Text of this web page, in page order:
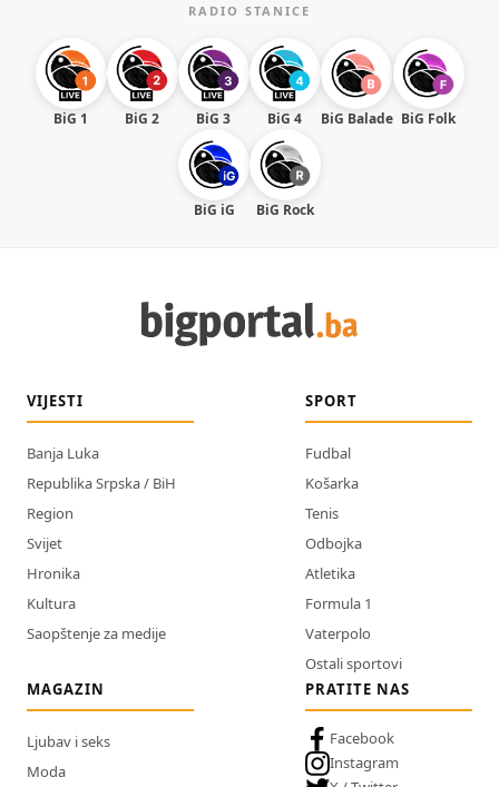
RADIO STANICE
BiG 1 BiG 2 BiG 3 BiG 4 BiG Balade BiG Folk
BiG iG BiG Rock
VIJESTI
Banja Luka
Republika Srpska / BiH
Region
Svijet
Hronika
Kultura
Saopštenje za medije
SPORT
Fudbal
Košarka
Tenis
Odbojka
Atletika
Formula 1
Vaterpolo
Ostali sportovi
MAGAZIN
Ljubav i seks
Moda
PRATITE NAS
Facebook
Instagram